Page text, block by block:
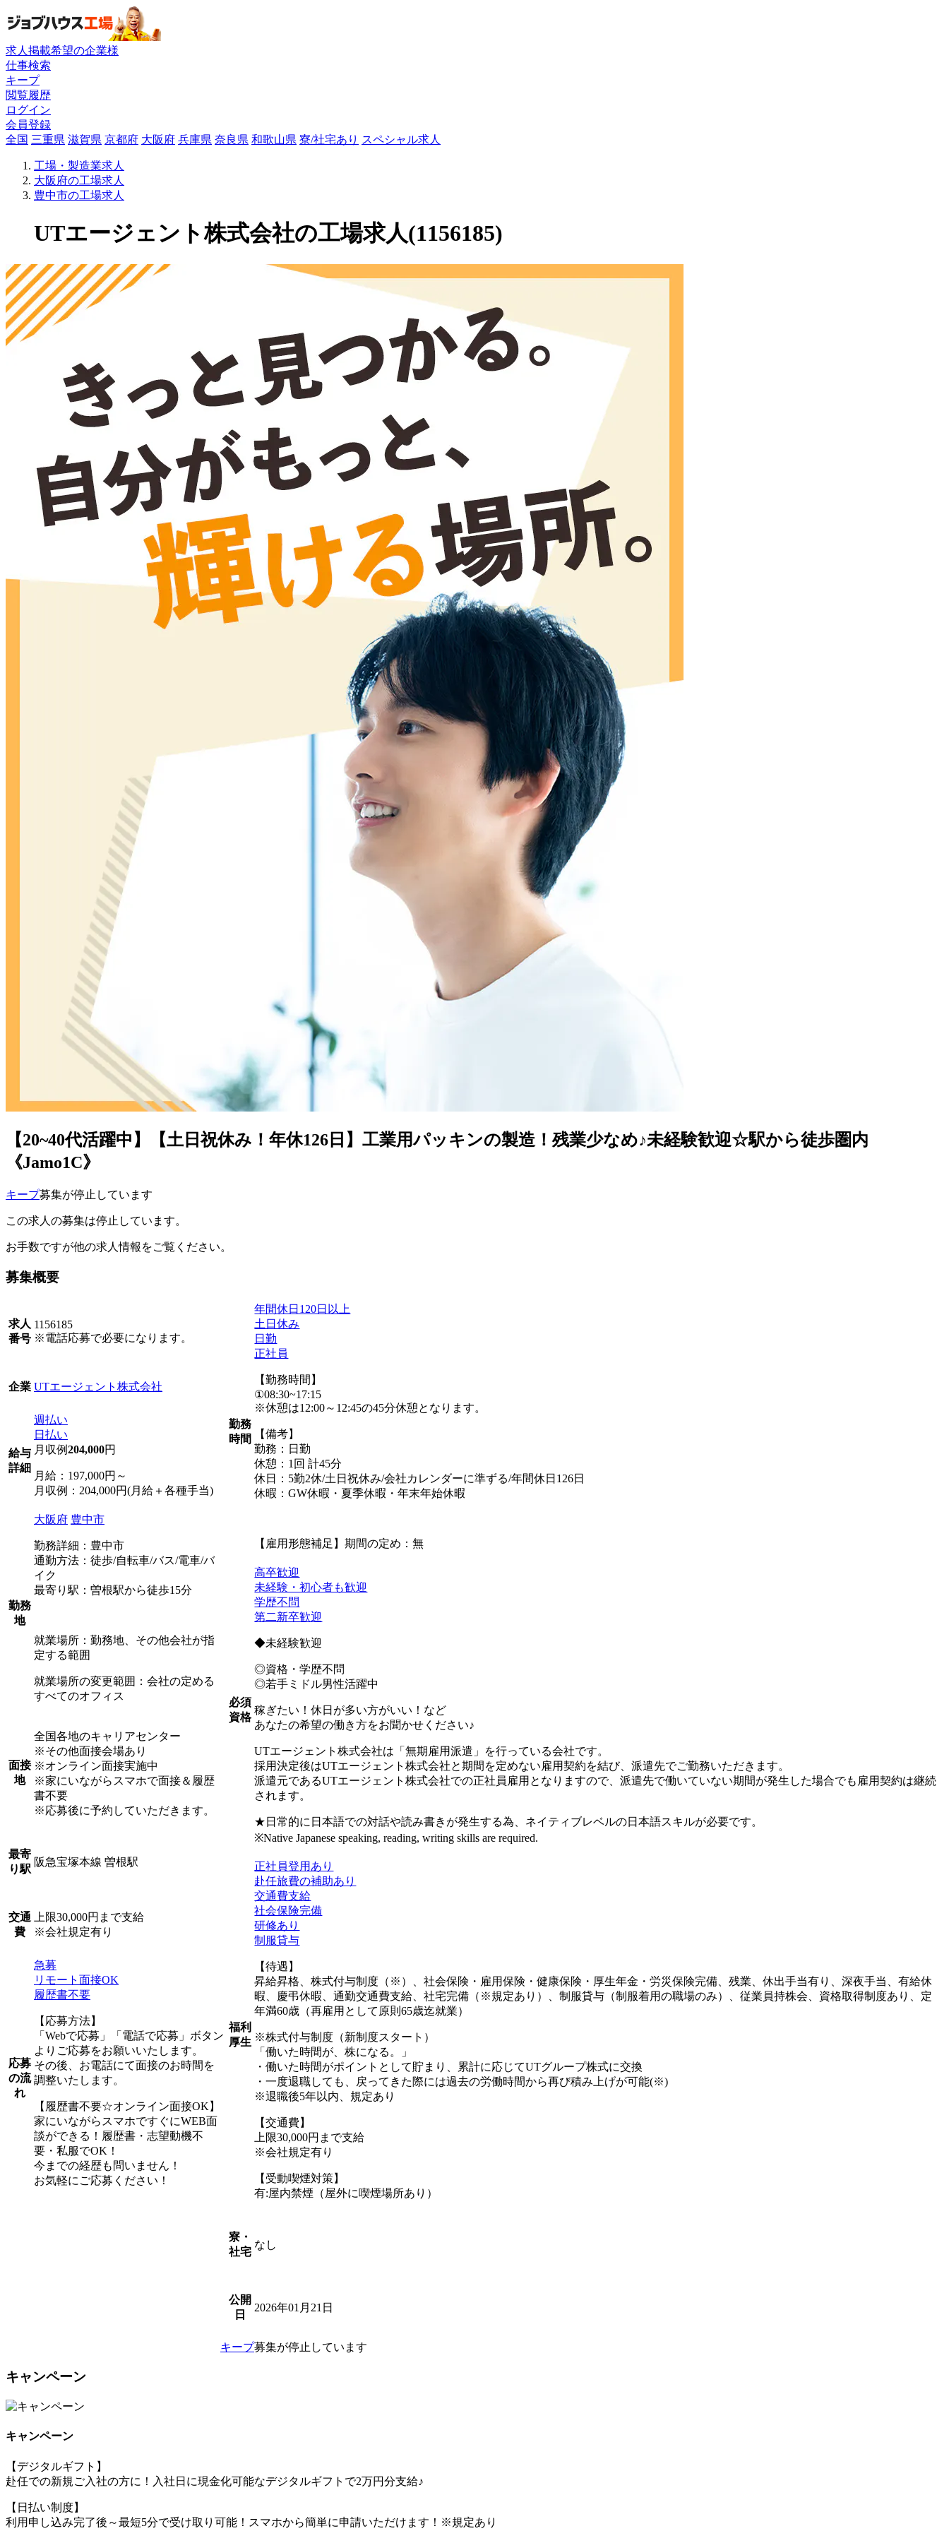
求人掲載希望の企業様
仕事検索
キープ
閲覧履歴
ログイン
会員登録
全国 三重県 滋賀県 京都府 大阪府 兵庫県 奈良県 和歌山県 寮/社宅あり スペシャル求人
工場・製造業求人
大阪府の工場求人
豊中市の工場求人
UTエージェント株式会社の工場求人(1156185)
【20~40代活躍中】【土日祝休み！年休126日】工業用パッキンの製造！残業少なめ♪未経験歓迎☆駅から徒歩圏内
《Jamo1C》
キープ募集が停止しています
この求人の募集は停止しています。
お手数ですが他の求人情報をご覧ください。
募集概要
求人
番号
1156185
※電話応募で必要になります。
企業 UTエージェント株式会社
給与
詳細
週払い
日払い
月収例204,000円
月給：197,000円～
月収例：204,000円(月給＋各種手当)
勤務
地
大阪府 豊中市
勤務詳細：豊中市
通勤方法：徒歩/自転車/バス/電車/バ
イク
最寄り駅：曽根駅から徒歩15分
就業場所：勤務地、その他会社が指
定する範囲
就業場所の変更範囲：会社の定める
すべてのオフィス
面接
地
全国各地のキャリアセンター
※その他面接会場あり
※オンライン面接実施中
※家にいながらスマホで面接＆履歴
書不要
※応募後に予約していただきます。
最寄
り駅
阪急宝塚本線 曽根駅
交通
費
上限30,000円まで支給
※会社規定有り
応募
の流
れ
急募
リモート面接OK
履歴書不要
【応募方法】
「Webで応募」「電話で応募」ボタン
よりご応募をお願いいたします。
その後、お電話にて面接のお時間を
調整いたします。
【履歴書不要☆オンライン面接OK】
家にいながらスマホですぐにWEB面
談ができる！履歴書・志望動機不
要・私服でOK！
今までの経歴も問いません！
お気軽にご応募ください！
勤務
時間
年間休日120日以上
土日休み
日勤
正社員
【勤務時間】
①08:30~17:15
※休憩は12:00～12:45の45分休憩となります。
【備考】
勤務：日勤
休憩：1回 計45分
休日：5勤2休/土日祝休み/会社カレンダーに準ずる/年間休日126日
休暇：GW休暇・夏季休暇・年末年始休暇
【雇用形態補足】期間の定め：無
必須
資格
高卒歓迎
未経験・初心者も歓迎
学歴不問
第二新卒歓迎
◆未経験歓迎
◎資格・学歴不問
◎若手ミドル男性活躍中
稼ぎたい！休日が多い方がいい！など
あなたの希望の働き方をお聞かせください♪
UTエージェント株式会社は「無期雇用派遣」を行っている会社です。
採用決定後はUTエージェント株式会社と期間を定めない雇用契約を結び、派遣先でご勤務いただきます。
派遣元であるUTエージェント株式会社での正社員雇用となりますので、派遣先で働いていない期間が発生した場合でも雇用契約は継続
されます。
★日常的に日本語での対話や読み書きが発生する為、ネイティブレベルの日本語スキルが必要です。
※Native Japanese speaking, reading, writing skills are required.
福利
厚生
正社員登用あり
赴任旅費の補助あり
交通費支給
社会保険完備
研修あり
制服貸与
【待遇】
昇給昇格、株式付与制度（※）、社会保険・雇用保険・健康保険・厚生年金・労災保険完備、残業、休出手当有り、深夜手当、有給休
暇、慶弔休暇、通勤交通費支給、社宅完備（※規定あり）、制服貸与（制服着用の職場のみ）、従業員持株会、資格取得制度あり、定
年満60歳（再雇用として原則65歳迄就業）
※株式付与制度（新制度スタート）
「働いた時間が、株になる。」
・働いた時間がポイントとして貯まり、累計に応じてUTグループ株式に交換
・一度退職しても、戻ってきた際には過去の労働時間から再び積み上げが可能(※)
※退職後5年以内、規定あり
【交通費】
上限30,000円まで支給
※会社規定有り
【受動喫煙対策】
有:屋内禁煙（屋外に喫煙場所あり）
寮・
社宅
なし
公開
日
2026年01月21日
キープ募集が停止しています
キャンペーン
キャンペーン
【デジタルギフト】
赴任での新規ご入社の方に！入社日に現金化可能なデジタルギフトで2万円分支給♪
【日払い制度】
利用申し込み完了後～最短5分で受け取り可能！スマホから簡単に申請いただけます！※規定あり